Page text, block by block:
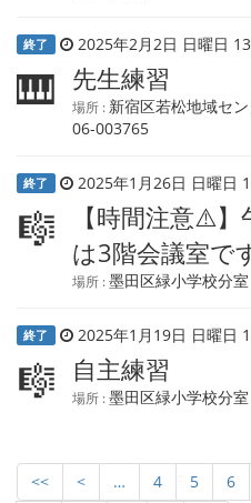
終了 2025年2月2日 日曜日
🎹 先生練習
場所 : 新宿区若松地域セ
06-003765
終了 2025年1月26日 日曜日
🎼
【時間注意⚠️
は3階会議室で
場所 :墨田区緑小学校分
終了 2025年1月19日 日曜日
🎼 自主練習
場所 :墨田区緑小学校分
<< < … 4 5 6